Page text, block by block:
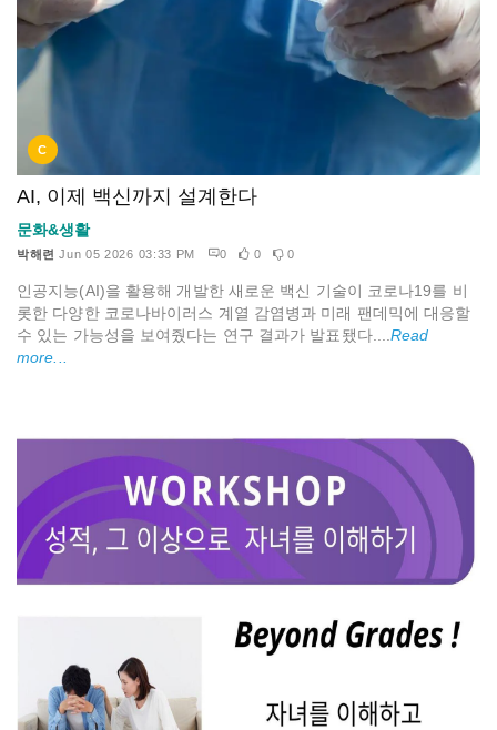
C
AI, 이제 백신까지 설계한다
문화&생활
박해련 Jun 05 2026 03:33 PM 0 0 0
인공지능(AI)을 활용해 개발한 새로운 백신 기술이 코로나19를 비
롯한 다양한 코로나바이러스 계열 감염병과 미래 팬데믹에 대응할
수 있는 가능성을 보여줬다는 연구 결과가 발표됐다....Read
more...